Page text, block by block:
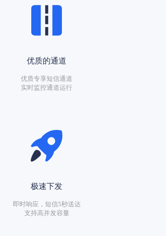
优质的通道
优质专享短信通道
实时监控通道运行
极速下发
即时响应，短信5秒送达
支持高并发容量